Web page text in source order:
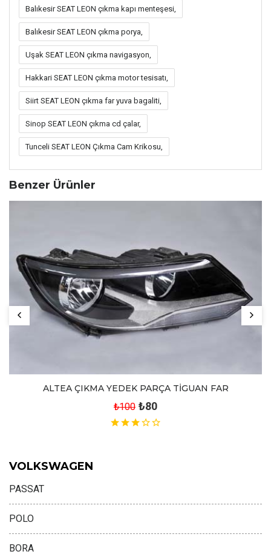
Balıkesir SEAT LEON çıkma kapı menteşesi,
Balıkesir SEAT LEON çıkma porya,
Uşak SEAT LEON çıkma navigasyon,
Hakkari SEAT LEON çıkma motor tesisatı,
Siirt SEAT LEON çıkma far yuva bagaliti,
Sinop SEAT LEON çıkma cd çalar,
Tunceli SEAT LEON Çıkma Cam Krikosu,
Benzer Ürünler
ALTEA ÇIKMA YEDEK PARÇA TİGUAN FAR
₺100 ₺80
VOLKSWAGEN
PASSAT
POLO
BORA